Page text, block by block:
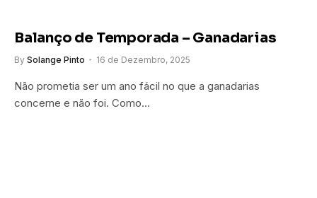
Balanço de Temporada – Ganadarias
By Solange Pinto 16 de Dezembro, 2025
Não prometia ser um ano fácil no que a ganadarias
concerne e não foi. Como…